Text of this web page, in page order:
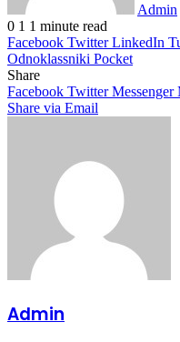
Admin
0 1 1 minute read
Facebook Twitter LinkedIn
Odnoklassniki Pocket
Share
Facebook Twitter Messenger
Share via Email
Admin